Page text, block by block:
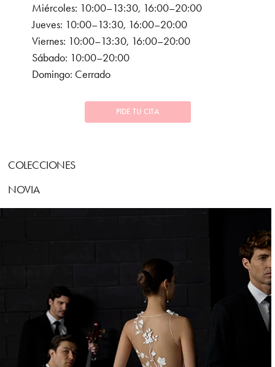
Miércoles: 10:00–13:30, 16:00–20:00
Jueves: 10:00–13:30, 16:00–20:00
Viernes: 10:00–13:30, 16:00–20:00
Sábado: 10:00–20:00
Domingo: Cerrado
PIDE TU CITA
COLECCIONES
NOVIA